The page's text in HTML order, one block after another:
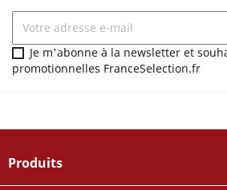
Je m'abonne à la newsletter et
promotionnelles FranceSelection.fr
Produits